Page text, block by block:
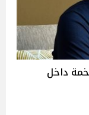
داخل